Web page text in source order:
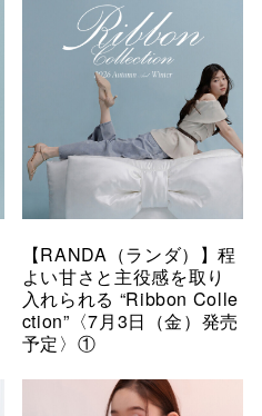
【RANDA（ランダ）】程
よい甘さと主役感を取り
入れられる “Ribbon Colle
ction”〈7月3日（金）発売
予定〉①